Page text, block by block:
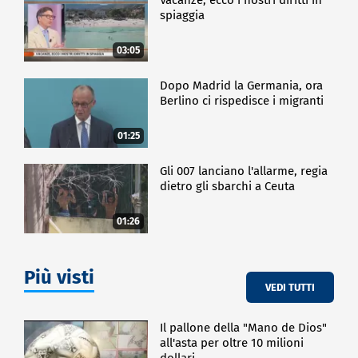
03:05
spiaggia
01:25
Dopo Madrid la Germania, ora
Berlino ci rispedisce i migranti
01:26
Gli 007 lanciano l'allarme, regia
dietro gli sbarchi a Ceuta
Più visti VEDI TUTTI
Il pallone della "Mano de Dios"
all'asta per oltre 10 milioni